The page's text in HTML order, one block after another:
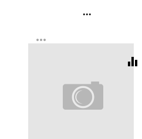
кольца арт.4091702(Ст.12)
...
Регистрация
more_horiz
equalizer